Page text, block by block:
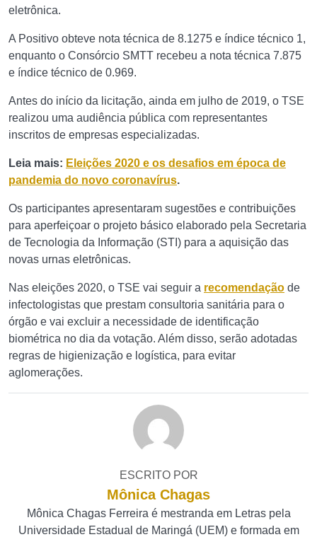
eletrônica.
A Positivo obteve nota técnica de 8.1275 e índice técnico 1,
enquanto o Consórcio SMTT recebeu a nota técnica 7.875
e índice técnico de 0.969.
Antes do início da licitação, ainda em julho de 2019, o TSE
realizou uma audiência pública com representantes
inscritos de empresas especializadas.
Leia mais: Eleições 2020 e os desafios em época de
pandemia do novo coronavírus.
Os participantes apresentaram sugestões e contribuições
para aperfeiçoar o projeto básico elaborado pela Secretaria
de Tecnologia da Informação (STI) para a aquisição das
novas urnas eletrônicas.
Nas eleições 2020, o TSE vai seguir a recomendação de
infectologistas que prestam consultoria sanitária para o
órgão e vai excluir a necessidade de identificação
biométrica no dia da votação. Além disso, serão adotadas
regras de higienização e logística, para evitar
aglomerações.
ESCRITO POR
Mônica Chagas
Mônica Chagas Ferreira é mestranda em Letras pela
Universidade Estadual de Maringá (UEM) e formada em